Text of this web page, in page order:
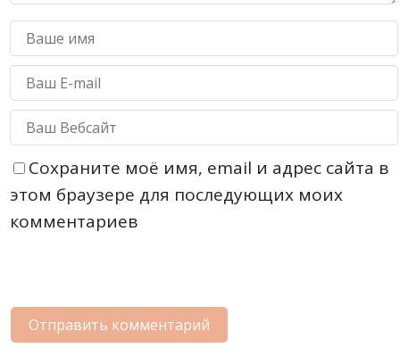
Сохраните моё имя, email и адрес сайта в
этом браузере для последующих моих
комментариев